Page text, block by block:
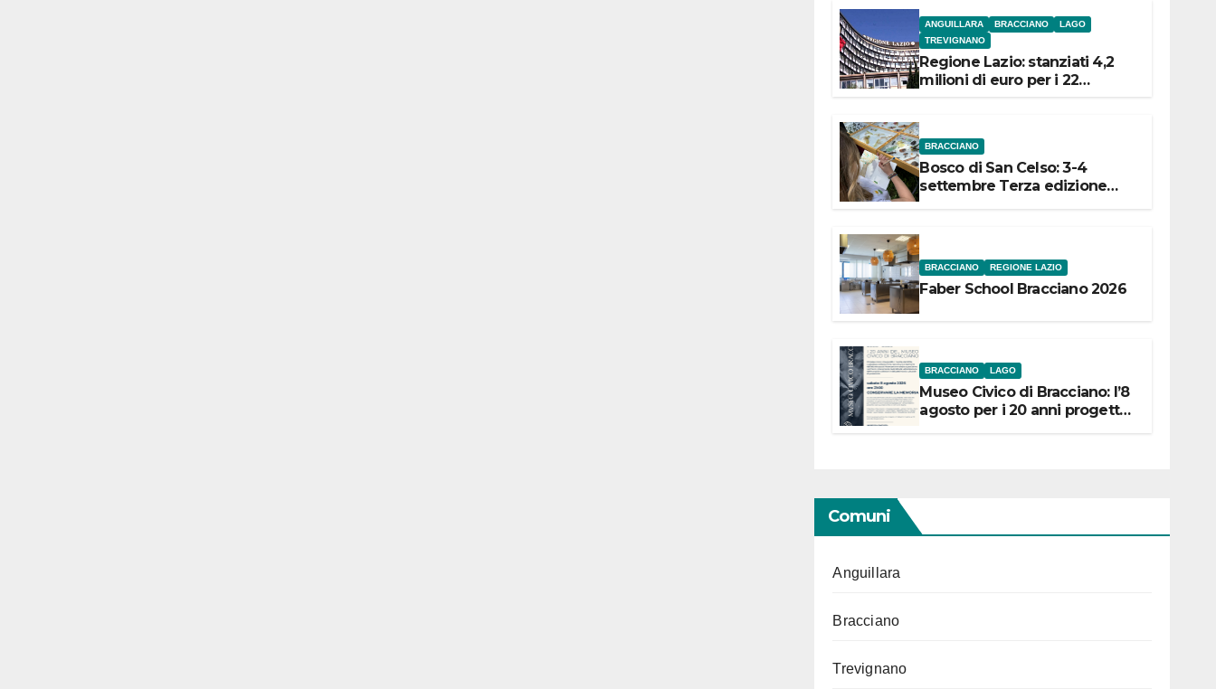
ANGUILLARA BRACCIANO
LAGO
TREVIGNANO
Regione Lazio: stanziati 4,2
milioni di euro per i 22
BRACCIANO
Bosco di San Celso: 3-4
settembre Terza edizione
BRACCIANO REGIONE LAZIO
Faber School Bracciano 2026
BRACCIANO LAGO
Museo Civico di Bracciano: l’8
agosto per i 20 anni progetto
Comuni
Anguillara
Bracciano
Trevignano